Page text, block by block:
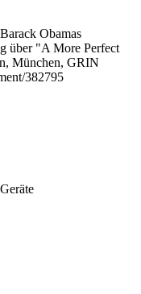
Obamas
über "A More Perfect
München, GRIN
382795